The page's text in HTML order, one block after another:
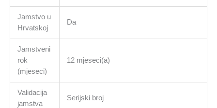
količina
Jamstvo u
Hrvatskoj
Da
Jamstveni
rok
(mjeseci)
12 mjeseci(a)
Validacija
jamstva
Serijski broj